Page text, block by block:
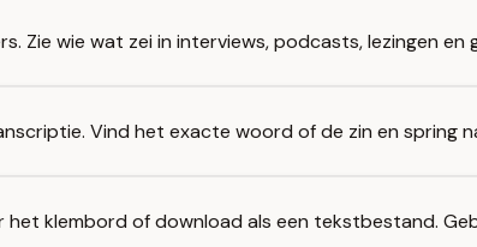
Zie wie wat zei in interviews, podcasts, lezingen en
Vind het exacte woord of de zin en spring
het klembord of download als een tekstbestand.